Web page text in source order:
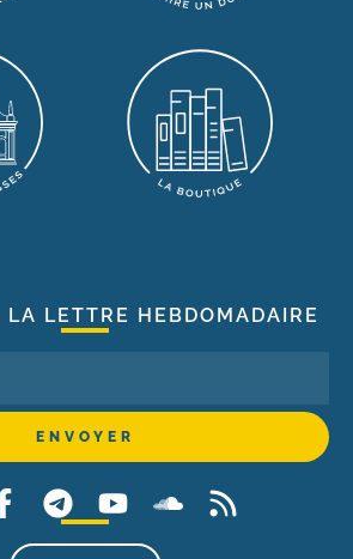
LETTRE HEBDOMADAIRE